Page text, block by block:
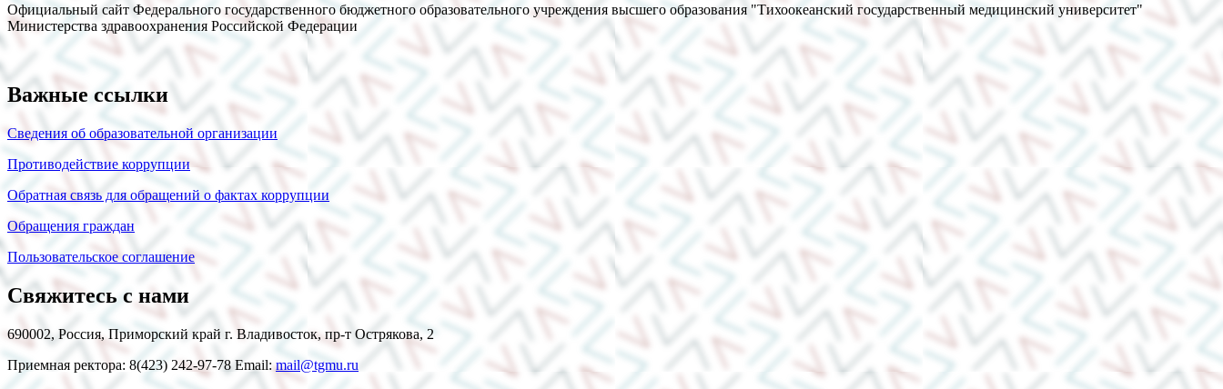
Официальный сайт Федерального государственного бюджетного образовательного учреждения высшего образования "Тихоокеанский государственный медицинский университет"
Министерства здравоохранения Российской Федерации
Важные ссылки
Сведения об образовательной организации
Противодействие коррупции
Обратная связь для обращений о фактах коррупции
Обращения граждан
Пользовательское соглашение
Свяжитесь с нами
690002, Россия, Приморский край г. Владивосток, пр-т Острякова, 2
Приемная ректора: 8(423) 242-97-78 Email:mail@tgmu.ru